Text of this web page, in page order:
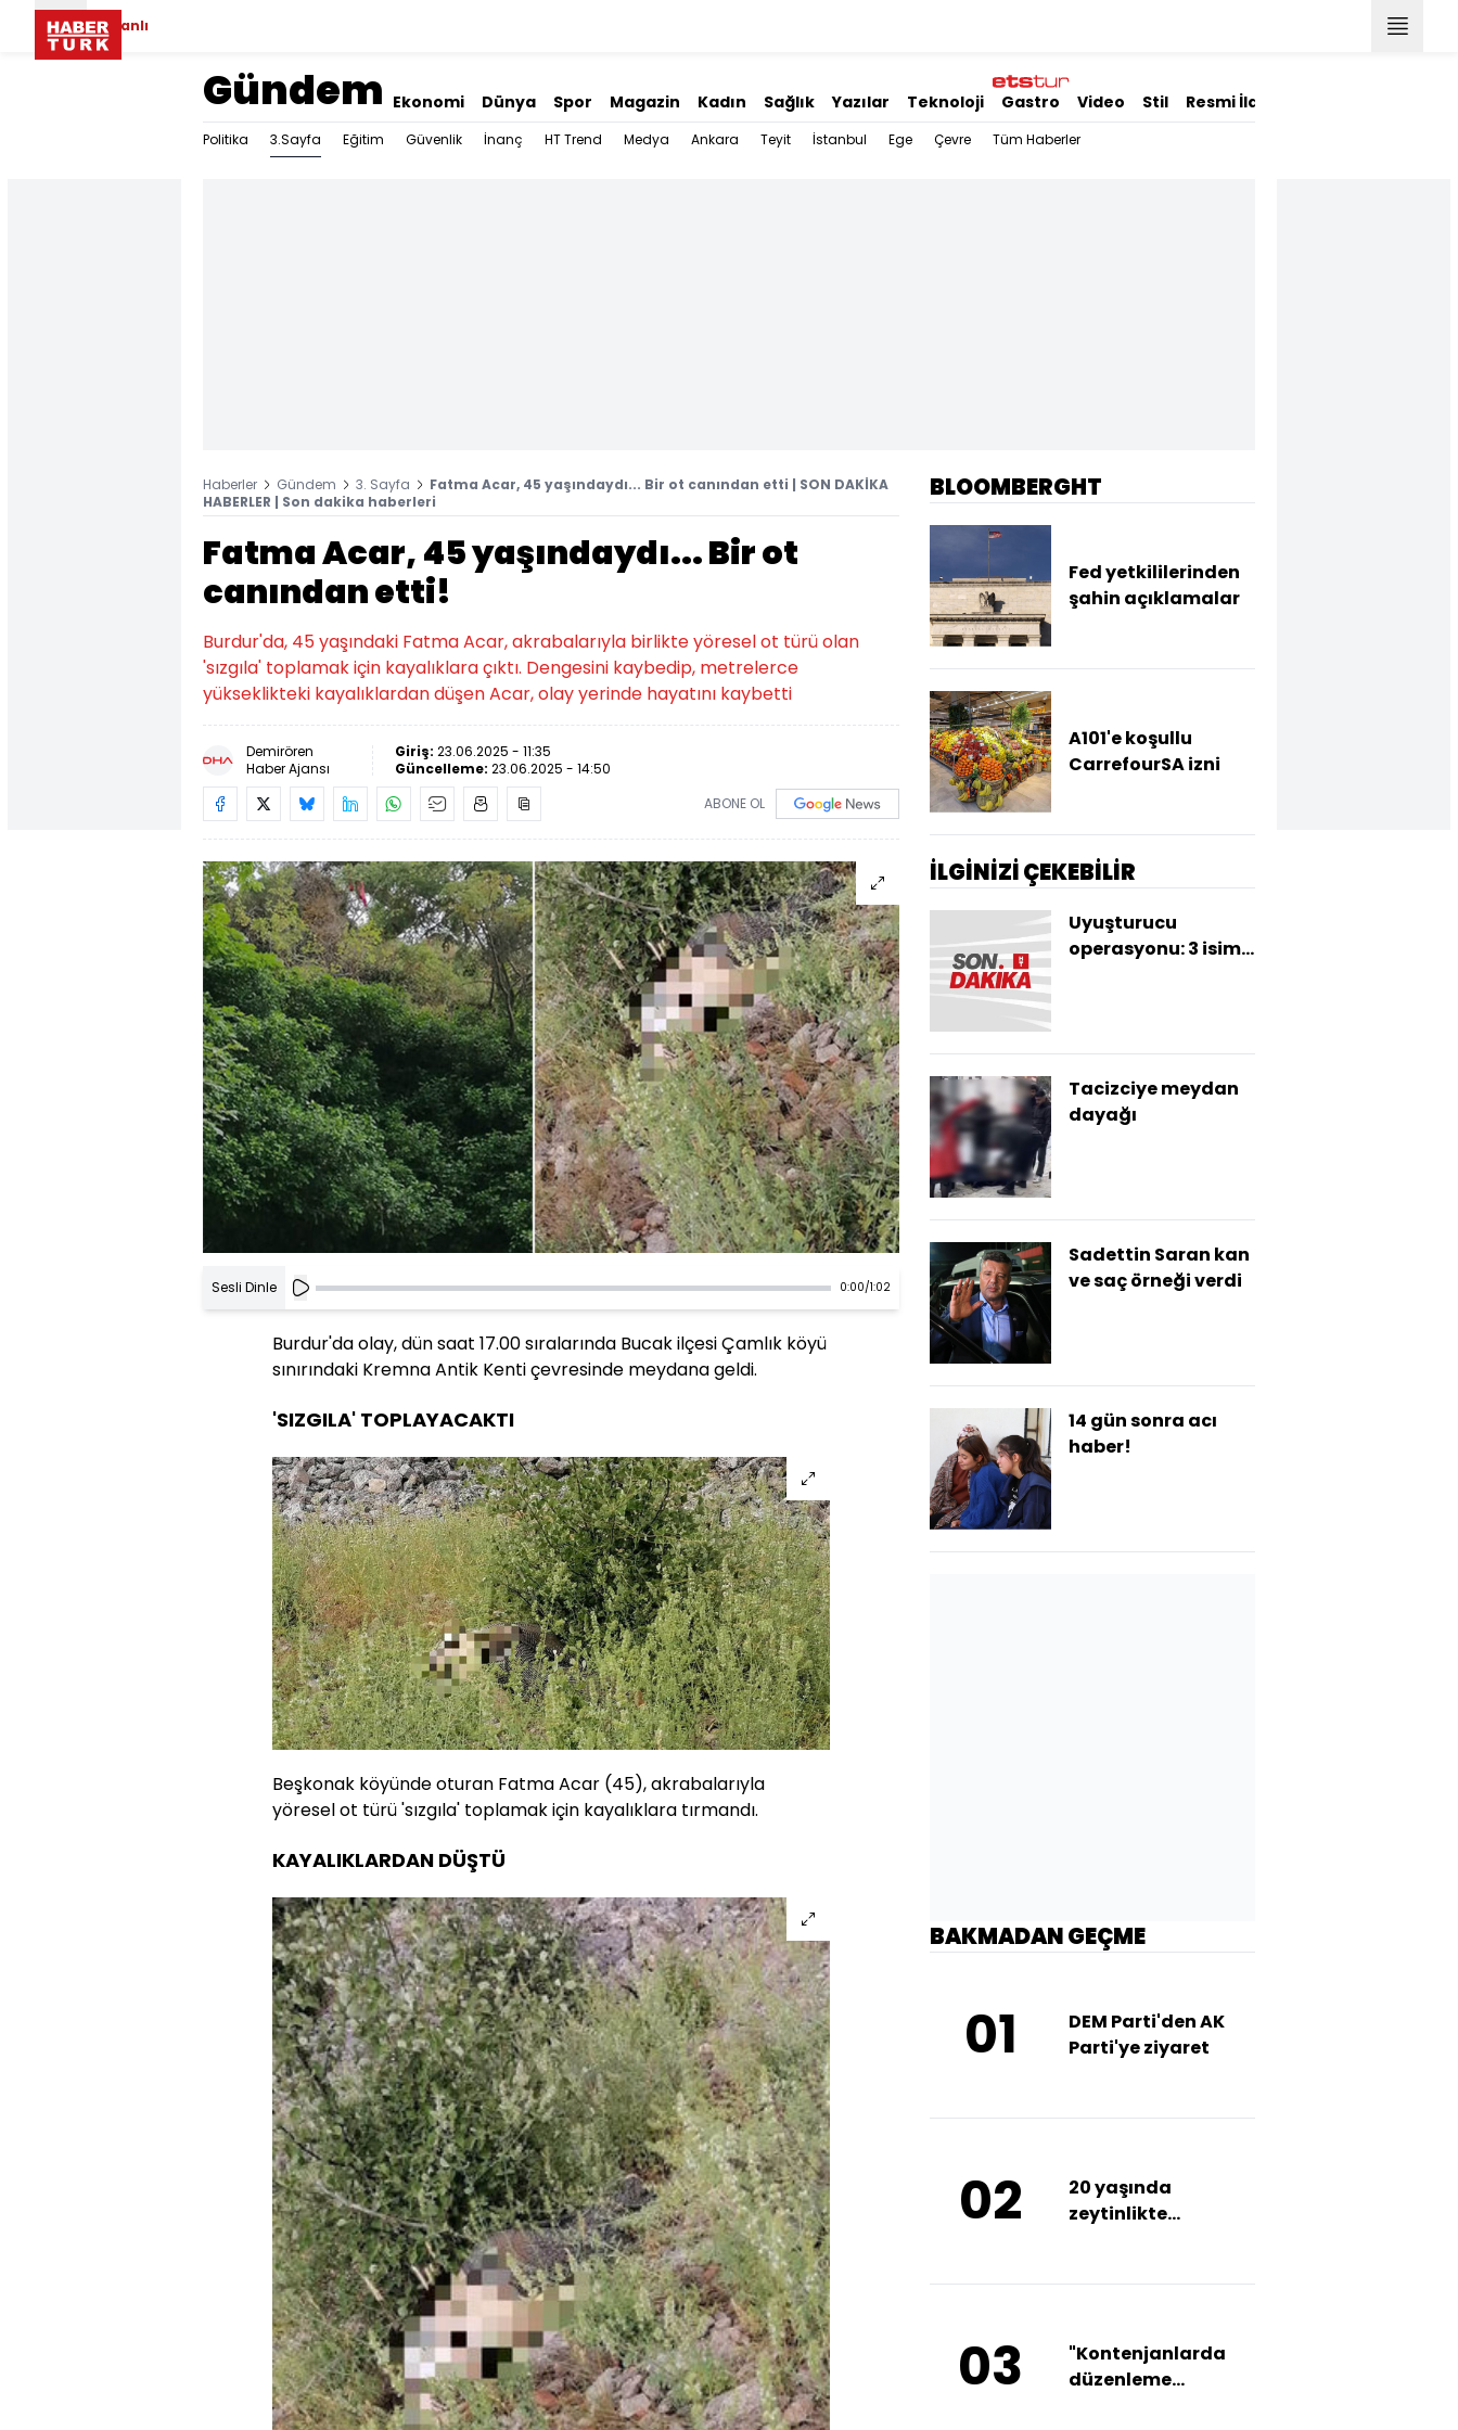
Canlı
Gündem Ekonomi Dünya Spor Magazin Kadın Sağlık Yazılar Teknoloji Gastro Video Stil Resmi İlanlar
Politika 3.Sayfa Eğitim Güvenlik İnanç HT Trend Medya Ankara Teyit İstanbul Ege Çevre Tüm Haberler
Haberler Gündem 3. Sayfa
Fatma Acar, 45 yaşındaydı... Bir ot canından etti | SON DAKİKA
HABERLER | Son dakika haberleri
Fatma Acar, 45 yaşındaydı... Bir ot
canından etti!
Burdur'da, 45 yaşındaki Fatma Acar, akrabalarıyla birlikte yöresel ot türü olan
'sızgıla' toplamak için kayalıklara çıktı. Dengesini kaybedip, metrelerce
yükseklikteki kayalıklardan düşen Acar, olay yerinde hayatını kaybetti
Demirören
Haber Ajansı
Giriş: 23.06.2025 - 11:35
Güncelleme: 23.06.2025 - 14:50
ABONE OL
Sesli Dinle 0:00/1:02
Burdur'da olay, dün saat 17.00 sıralarında Bucak ilçesi Çamlık köyü
sınırındaki Kremna Antik Kenti çevresinde meydana geldi.
'SIZGILA' TOPLAYACAKTI
Beşkonak köyünde oturan Fatma Acar (45), akrabalarıyla
yöresel ot türü 'sızgıla' toplamak için kayalıklara tırmandı.
KAYALIKLARDAN DÜŞTÜ
BLOOMBERGHT
Fed yetkililerinden
şahin açıklamalar
A101'e koşullu
CarrefourSA izni
İLGİNİZİ ÇEKEBİLİR
Uyuşturucu
operasyonu: 3 isim
Tacizciye meydan
dayağı
Sadettin Saran kan
ve saç örneği verdi
14 gün sonra acı
haber!
BAKMADAN GEÇME
01
DEM Parti'den AK
Parti'ye ziyaret
02
20 yaşında
zeytinlikte
03
"Kontenjanlarda
düzenleme